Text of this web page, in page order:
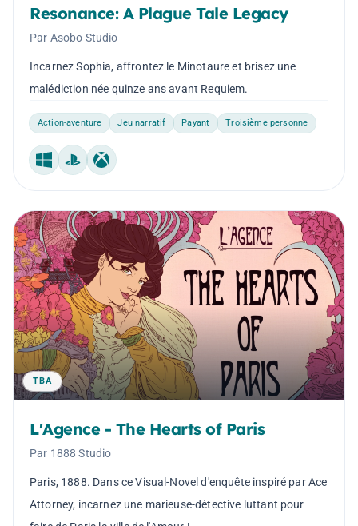
Resonance: A Plague Tale Legacy
Par Asobo Studio
Incarnez Sophia, affrontez le Minotaure et brisez une
malédiction née quinze ans avant Requiem.
Action-aventure Jeu narratif Payant Troisième personne
WindowsPlayStation
Xbox
TBA
L'Agence - The Hearts of Paris
Par 1888 Studio
Paris, 1888. Dans ce Visual-Novel d'enquête inspiré par Ace
Attorney, incarnez une marieuse-détective luttant pour